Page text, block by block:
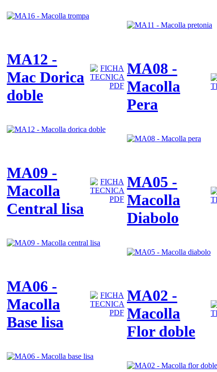
MA12 -
Mac Dorica
doble
MA09 -
Macolla
Central lisa
MA06 -
Macolla
Base lisa
MA08 -
Macolla
Pera
MA05 -
Macolla
Diabolo
MA02 -
Macolla
Flor doble